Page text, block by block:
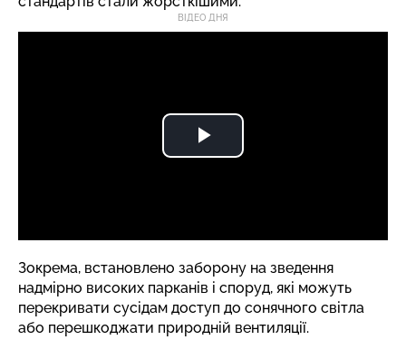
ВІДЕО ДНЯ
Зокрема, встановлено заборону на зведення
надмірно високих парканів і споруд, які можуть
перекривати сусідам доступ до сонячного світла
або перешкоджати природній вентиляції.